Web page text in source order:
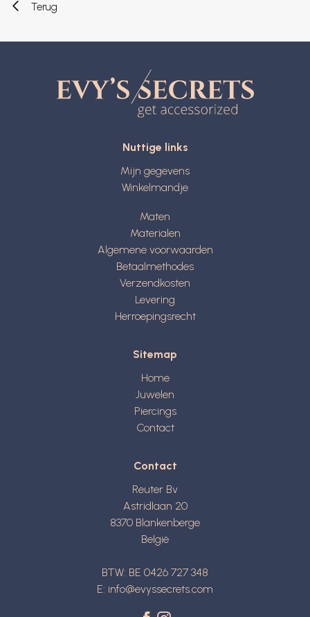
Terug
Nuttige links
Mijn gegevens
Winkelmandje
Maten
Materialen
Algemene voorwaarden
Betaalmethodes
Verzendkosten
Levering
Herroepingsrecht
Sitemap
Home
Juwelen
Piercings
Contact
Contact
Reuter Bv
Astridlaan 20
8370 Blankenberge
België
BTW: BE 0426 727 348
E: info@evyssecrets.com